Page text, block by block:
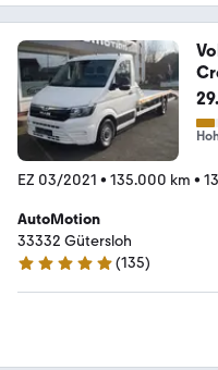
EZ 03/2021 • 135.000 km •
AutoMotion
33332 Gütersloh
5 Sterne
(135)